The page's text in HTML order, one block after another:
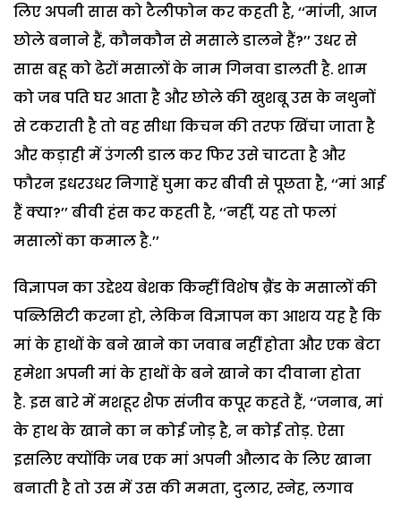
लिए अपनी सास को टैलीफोन कर कहती है, ‘‘मांजी, आज
छोले बनाने हैं, कौनकौन से मसाले डालने हैं?’’ उधर से
सास बहू को ढेरों मसालों के नाम गिनवा डालती है. शाम
को जब पति घर आता है और छोले की खुशबू उस के नथुनों
से टकराती है तो वह सीधा किचन की तरफ खिंचा जाता है
और कड़ाही में उंगली डाल कर फिर उसे चाटता है और
फौरन इधरउधर निगाहें घुमा कर बीवी से पूछता है, ‘‘मां आई
हैं क्या?’’ बीवी हंस कर कहती है, ‘‘नहीं, यह तो फलां
मसालों का कमाल है.’’
विज्ञापन का उद्देश्य बेशक किन्हीं विशेष ब्रैंड के मसालों की
पब्लिसिटी करना हो, लेकिन विज्ञापन का आशय यह है कि
मां के हाथों के बने खाने का जवाब नहीं होता और एक बेटा
हमेशा अपनी मां के हाथों के बने खाने का दीवाना होता
है. इस बारे में मशहूर शैफ संजीव कपूर कहते हैं, ‘‘जनाब, मां
के हाथ के खाने का न कोई जोड़ है, न कोई तोड़. ऐसा
इसलिए क्योंकि जब एक मां अपनी औलाद के लिए खाना
बनाती है तो उस में उस की ममता, दुलार, स्नेह, लगाव